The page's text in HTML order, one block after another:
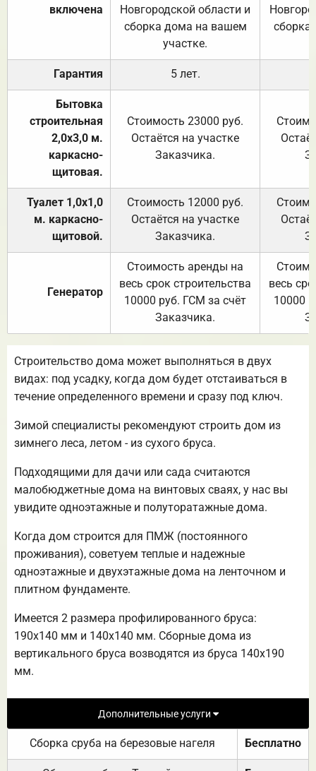
включена
Новгородской области и
сборка дома на вашем
участке.
Гарантия 5 лет.
Бытовка
строительная
2,0х3,0 м.
каркасно-
щитовая.
Стоимость 23000 руб.
Остаётся на участке
Заказчика.
Туалет 1,0х1,0
м. каркасно-
щитовой.
Стоимость 12000 руб.
Остаётся на участке
Заказчика.
Генератор
Стоимость аренды на
весь срок строительства
10000 руб. ГСМ за счёт
Заказчика.
весь
10000
Строительство дома может выполняться в двух
видах: под усадку, когда дом будет отстаиваться в
течение определенного времени и сразу под ключ.
Зимой специалисты рекомендуют строить дом из
зимнего леса, летом - из сухого бруса.
Подходящими для дачи или сада считаются
малобюджетные дома на винтовых сваях, у нас вы
увидите одноэтажные и полуторатажные дома.
Когда дом строится для ПМЖ (постоянного
проживания), советуем теплые и надежные
одноэтажные и двухэтажные дома на ленточном и
плитном фундаменте.
Имеется 2 размера профилированного бруса:
190х140 мм и 140х140 мм. Сборные дома из
вертикального бруса возводятся из бруса 140х190
мм.
Дополнительные услуги
Сборка сруба на березовые нагеля Бесплатно